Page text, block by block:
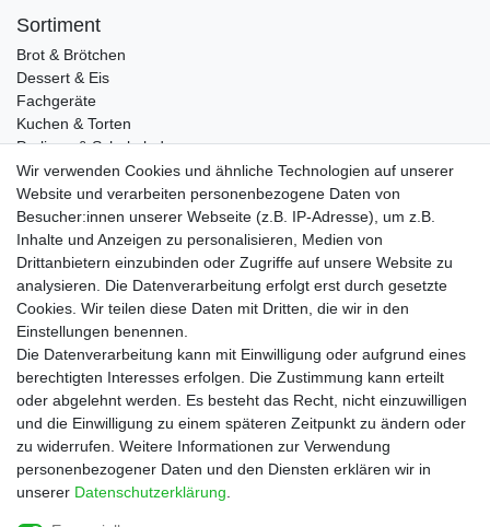
Sortiment
Brot & Brötchen
Dessert & Eis
Fachgeräte
Kuchen & Torten
Pralinen & Schokolade
Lebensmittel
Gutscheine
Informationen
Zahlungsarten
Versandkosten
Service
Rezepte
Newsletter
Blog
Choco Patiss
|
Wir verwenden Cookies und ähnliche Technologien auf unserer
Website und verarbeiten personenbezogene Daten von
Besucher:innen unserer Webseite (z.B. IP-Adresse), um z.B.
Inhalte und Anzeigen zu personalisieren, Medien von
Drittanbietern einzubinden oder Zugriffe auf unsere Website zu
analysieren. Die Datenverarbeitung erfolgt erst durch gesetzte
Cookies. Wir teilen diese Daten mit Dritten, die wir in den
Einstellungen benennen.
Die Datenverarbeitung kann mit Einwilligung oder aufgrund eines
berechtigten Interesses erfolgen. Die Zustimmung kann erteilt
oder abgelehnt werden. Es besteht das Recht, nicht einzuwilligen
und die Einwilligung zu einem späteren Zeitpunkt zu ändern oder
zu widerrufen. Weitere Informationen zur Verwendung
personenbezogener Daten und den Diensten erklären wir in
unserer Daten­schutz­erklärung